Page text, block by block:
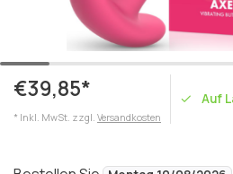
€39,85*
* Inkl. MwSt. zzgl. Versandkosten
Auf